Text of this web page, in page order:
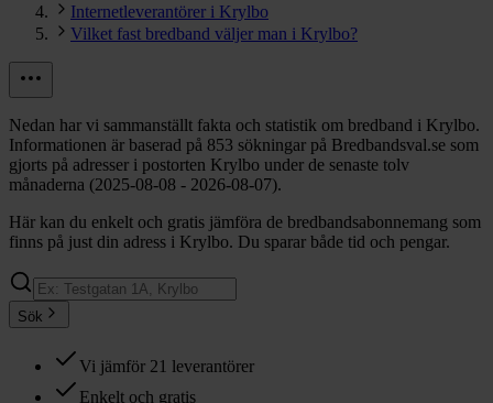
Internetleverantörer i Krylbo
Vilket fast bredband väljer man i Krylbo?
Nedan har vi sammanställt fakta och statistik om bredband i Krylbo.
Informationen är baserad på 853 sökningar på Bredbandsval.se som
gjorts på adresser i postorten Krylbo under de senaste tolv
månaderna (2025-08-08 - 2026-08-07).
Här kan du enkelt och gratis jämföra de bredbandsabonnemang som
finns på just din adress i Krylbo. Du sparar både tid och pengar.
Sök
Vi jämför 21 leverantörer
Enkelt och gratis